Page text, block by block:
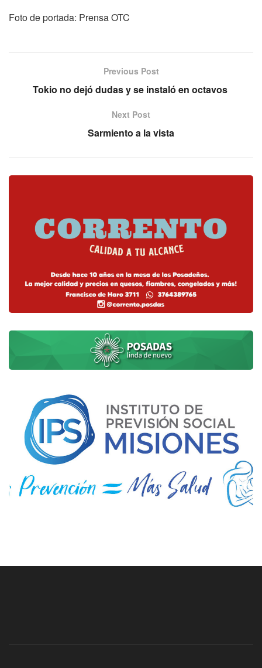
Foto de portada: Prensa OTC
Previous Post
Tokio no dejó dudas y se instaló en octavos
Next Post
Sarmiento a la vista